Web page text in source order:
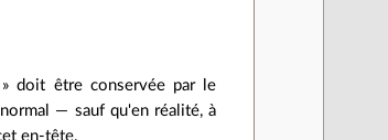
doit être conservée par le
— sauf qu'en réalité, à
en-tête.